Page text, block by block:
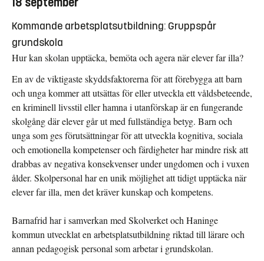
Kommande arbetsplatsutbildning: Gruppspår
grundskola
Hur kan skolan upptäcka, bemöta och agera när elever far illa?
En av de viktigaste skyddsfaktorerna för att förebygga att barn
och unga kommer att utsättas för eller utveckla ett våldsbeteende,
en kriminell livsstil eller hamna i utanförskap är en fungerande
skolgång där elever går ut med fullständiga betyg. Barn och
unga som ges förutsättningar för att utveckla kognitiva, sociala
och emotionella kompetenser och färdigheter har mindre risk att
drabbas av negativa konsekvenser under ungdomen och i vuxen
ålder. Skolpersonal har en unik möjlighet att tidigt upptäcka när
elever far illa, men det kräver kunskap och kompetens.
Barnafrid har i samverkan med Skolverket och Haninge
kommun utvecklat en arbetsplatsutbildning riktad till lärare och
annan pedagogisk personal som arbetar i grundskolan.